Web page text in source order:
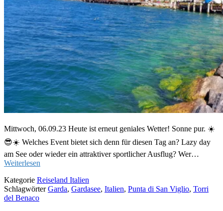
Mittwoch, 06.09.23 Heute ist erneut geniales Wetter! Sonne pur. ☀️
😎☀️ Welches Event bietet sich denn für diesen Tag an? Lazy day
am See oder wieder ein attraktiver sportlicher Ausflug? Wer…
Weiterlesen
Kategorie Reiseland Italien
SchlagwörterGarda, Gardasee, Italien, Punta di San Viglio, Torri
del Benaco